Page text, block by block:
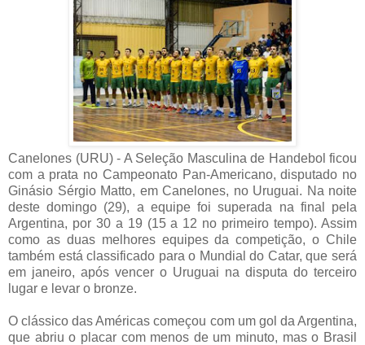
Canelones (URU) - A Seleção Masculina de Handebol ficou
com a prata no Campeonato Pan-Americano, disputado no
Ginásio Sérgio Matto, em Canelones, no Uruguai. Na noite
deste domingo (29), a equipe foi superada na final pela
Argentina, por 30 a 19 (15 a 12 no primeiro tempo). Assim
como as duas melhores equipes da competição, o Chile
também está classificado para o Mundial do Catar, que será
em janeiro, após vencer o Uruguai na disputa do terceiro
lugar e levar o bronze.
O clássico das Américas começou com um gol da Argentina,
que abriu o placar com menos de um minuto, mas o Brasil